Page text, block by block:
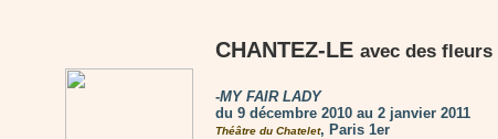
CHANTEZ-LE avec des fleurs
-MY FAIR LADY
du 9 décembre 2010 au 2 janvier 2011
Théâtre du Chatelet, Paris 1er